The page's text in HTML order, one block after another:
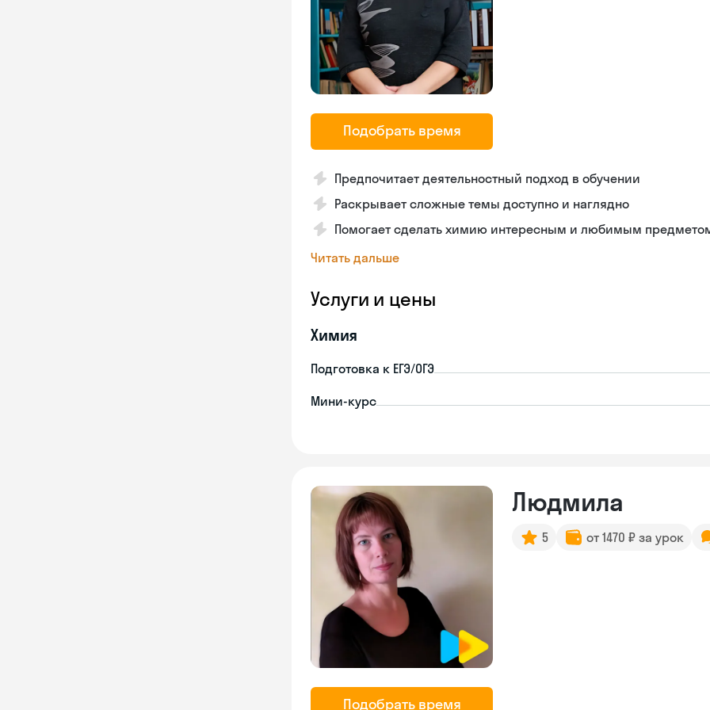
Подобрать время
Предпочитает деятельностный подход в обучении
Раскрывает сложные темы доступно и наглядно
Помогает сделать химию интересным и любимым
Читать дальше
Услуги и цены
Химия
Подготовка к ЕГЭ/ОГЭ
Мини-курс
Подобрать время
Людмила
5 от 1470 ₽ за урок